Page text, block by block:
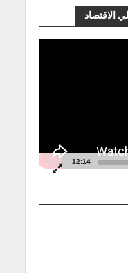
الاقتصاد
12:14